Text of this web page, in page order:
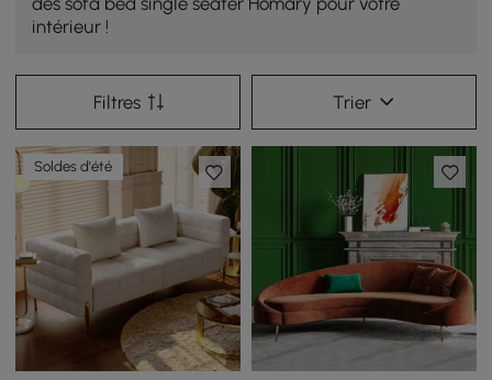
intérieur !
Filtres Trier
Soldes d'été